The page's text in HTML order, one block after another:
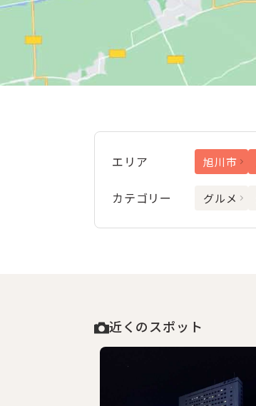
エリア 旭川市
カテゴリー グルメ
近くのスポット